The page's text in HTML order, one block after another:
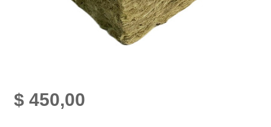
$450,00